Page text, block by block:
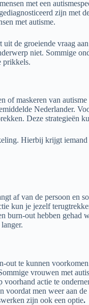
met een
zijn met
met autisme.
de groeiende vraag
niet. Sommige
prikkels.
of maskeren van
Nederlander.
Deze strategieën
Hierbij krijgt
af van de persoon en
kun je jezelf
burn-out hebben
out te kunnen
vrouwen met
actie te
voordat men weer
zijn ook een optie.